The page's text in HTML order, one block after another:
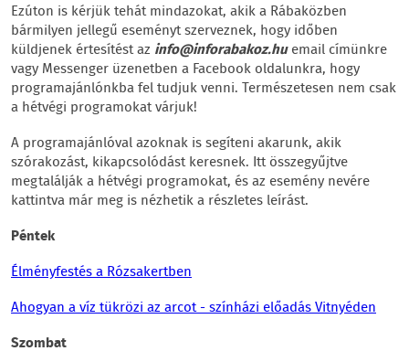
Ezúton is kérjük tehát mindazokat, akik a Rábaközben
bármilyen jellegű eseményt szerveznek, hogy időben
küldjenek értesítést az info@inforabakoz.huemail címünkre
vagy Messenger üzenetben a Facebook oldalunkra, hogy
programajánlónkba fel tudjuk venni. Természetesen nem csak
a hétvégi programokat várjuk!
A programajánlóval azoknak is segíteni akarunk, akik
szórakozást, kikapcsolódást keresnek. Itt összegyűjtve
megtalálják a hétvégi programokat, és az esemény nevére
kattintva már meg is nézhetik a részletes leírást.
Péntek
Élményfestés a Rózsakertben
Ahogyan a víz tükrözi az arcot - színházi előadás Vitnyéden
Szombat